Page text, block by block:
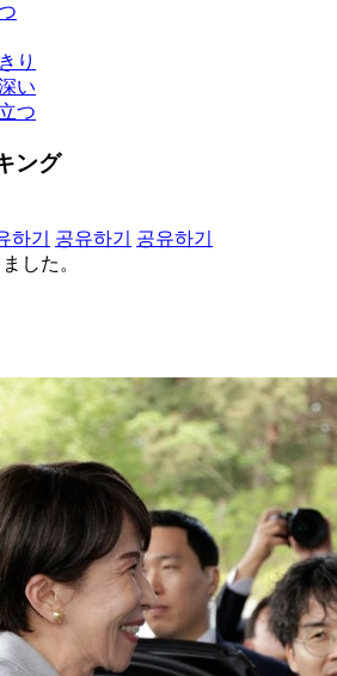
り
い
つ
ング
하기 공유하기
공유하기
した。